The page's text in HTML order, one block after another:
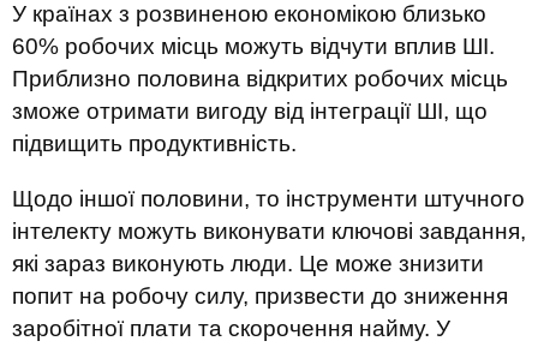
У країнах з розвиненою економікою близько
60% робочих місць можуть відчути вплив ШІ.
Приблизно половина відкритих робочих місць
зможе отримати вигоду від інтеграції ШІ, що
підвищить продуктивність.
Щодо іншої половини, то інструменти штучного
інтелекту можуть виконувати ключові завдання,
які зараз виконують люди. Це може знизити
попит на робочу силу, призвести до зниження
заробітної плати та скорочення найму. У